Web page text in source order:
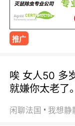
推广
唉 女人50 多
就嫌你太老了
闲聊法国 我想静